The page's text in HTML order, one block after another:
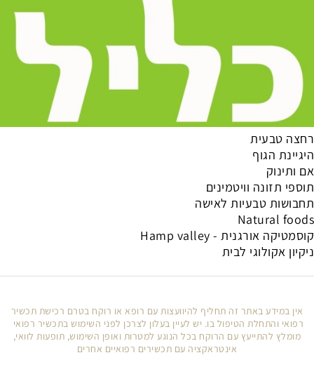
רחצה טבעית
היגיינת הגוף
אם ותינוק
תוספי תזונה וויטמינים
תחבושות טבעיות לאישה
Natural foods
קוסמטיקה אורגנית - Hamp valley
ניקיון אקולוגי לבית
אין במידע באתר זה תחליף להיוועצות עם רופא או רוקח בטרם רכישת תכשיר
רפואי והתחלת הטיפול בו. יש לעיין בעלון לצרכן לפני השימוש בתכשיר רפואי
מומלץ להתייעץ עם הרוקח בכל הנוגע למטרות ואופן השימוש, תופעות לוואי,
אינטראקציה עם תכשירים רפואיים אחרים